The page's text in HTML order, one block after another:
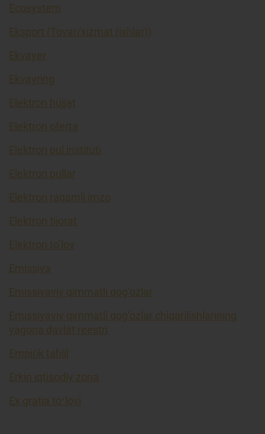
Ecosystem
Eksport (Tovar/xizmat (ishlar))
Ekvayer
Ekvayring
Elektron hujjat
Elektron oferta
Elektron pul instituti
Elektron pullar
Elektron raqamli imzo
Elektron tijorat
Elektron to’lov
Emissiya
Emissiyaviy qimmatli qog’ozlar
Emissiyaviy qimmatli qog’ozlar chiqarilishlarining
yagona davlat reestri
Empirik tahlil
Erkin iqtisodiy zona
Ex gratia toʻlovi